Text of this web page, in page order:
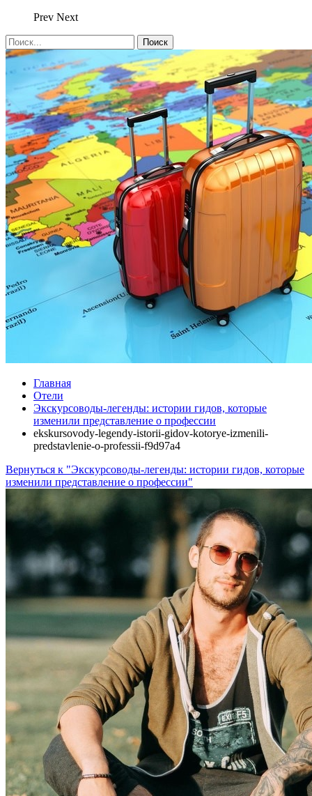
Prev Next
Главная
Отели
Экскурсоводы-легенды: истории гидов, которые
изменили представление о профессии
ekskursovody-legendy-istorii-gidov-kotorye-izmenili-
predstavlenie-o-professii-f9d97a4
Вернуться к "Экскурсоводы-легенды: истории гидов, которые
изменили представление о профессии"